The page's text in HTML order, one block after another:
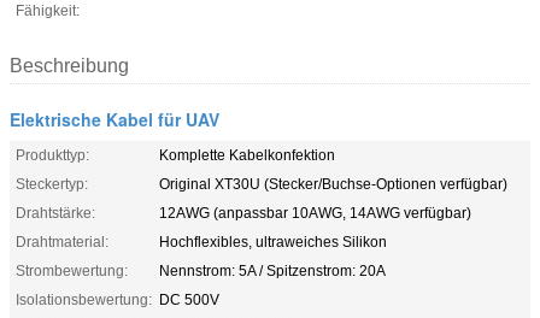
Fähigkeit:
Beschreibung
Elektrische Kabel für UAV
Produkttyp:
Komplette Kabelkonfektion
Steckertyp:
Original XT30U (Stecker/Buchse-Optionen verfügbar)
Drahtstärke:
12AWG (anpassbar 10AWG, 14AWG verfügbar)
Drahtmaterial:
Hochflexibles, ultraweiches Silikon
Strombewertung:
Nennstrom: 5A / Spitzenstrom: 20A
Isolationsbewertung: DC 500V